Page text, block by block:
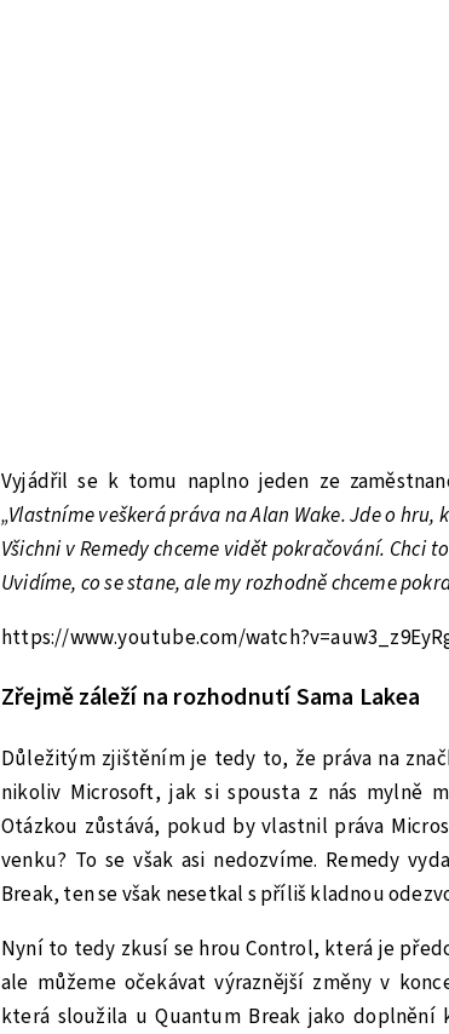
Vyjádřil se k tomu naplno jeden ze
„Vlastníme veškerá práva na Alan Wake. Jde o
Všichni v Remedy chceme vidět pokračování. Chci
Uvidíme, co se stane, ale my rozhodně chceme
https://www.youtube.com/
Zřejmě záleží na rozhodnutí Sama Lakea
Důležitým zjištěním je tedy to, že práva na
nikoliv Microsoft, jak si spousta z nás mylně
Otázkou zůstává, pokud by vlastnil práva
venku? To se však asi nedozvíme. Remedy
Break, ten se však nesetkal s příliš kladnou
Nyní to tedy zkusí se hrou Control, která je
ale můžeme očekávat výraznější změny v
která sloužila u Quantum Break jako